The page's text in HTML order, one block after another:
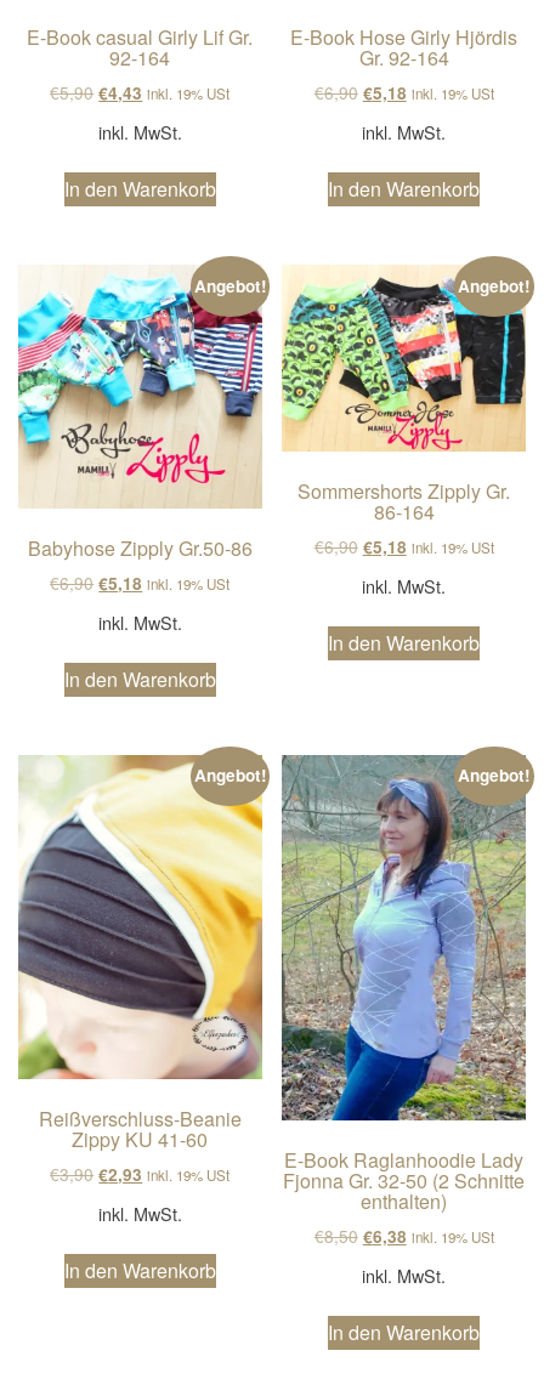
E-Book casual Girly Lif Gr.
92-164
€5,90Ursprünglicher Preis war: €5,90
€4,43 Aktueller Preis ist: €4,43.
inkl. 19% USt
inkl. MwSt.
In den Warenkorb
E-Book Hose Girly Hjördis
Gr. 92-164
€6,90 Ursprünglicher Preis
€5,18Aktueller Preis
inkl. 19% USt
inkl. MwSt.
In den Warenkorb
Angebot!
Babyhose Zipply Gr.50-86
€6,90Ursprünglicher Preis war: €6,90
€5,18 Aktueller Preis ist: €5,18.
inkl. 19% USt
inkl. MwSt.
In den Warenkorb
Angebot!
Sommershorts Zipply Gr.
86-164
€6,90 Ursprünglicher Preis
€5,18Aktueller Preis
inkl. 19% USt
inkl. MwSt.
In den Warenkorb
Angebot!
Reißverschluss-Beanie
Zippy KU 41-60
€3,90Ursprünglicher Preis war: €3,90
€2,93 Aktueller Preis ist: €2,93.
inkl. 19% USt
inkl. MwSt.
In den Warenkorb
Angebot!
E-Book Raglanhoodie Lady
Fjonna Gr. 32-50 (2 Schnitte
enthalten)
€8,50 Ursprünglicher Preis
€6,38Aktueller Preis
inkl. 19% USt
inkl. MwSt.
In den Warenkorb